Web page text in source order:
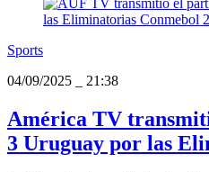
Sports
04/09/2025
21:38
América TV
3 Uruguay por las